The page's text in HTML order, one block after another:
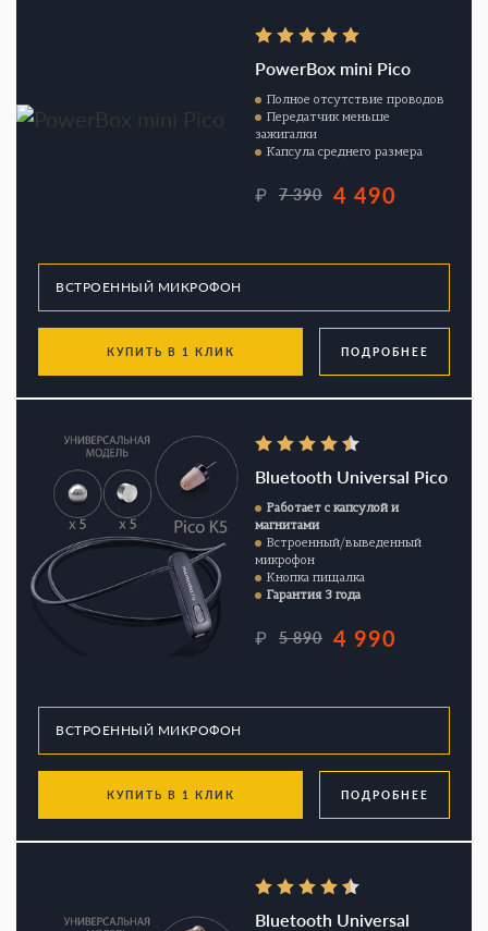
PowerBox mini Pico
Полное отсутствие проводов
Передатчик меньше
зажигалки
Капсула среднего размера
₽ 7 390 4 490
КУПИТЬ В 1 КЛИК ПОДРОБНЕЕ
Bluetooth Universal Pico
Работает с капсулой и
магнитами
Встроенный/выведенный
микрофон
Кнопка пищалка
Гарантия 3 года
₽ 5 890 4 990
КУПИТЬ В 1 КЛИК ПОДРОБНЕЕ
Bluetooth Universal